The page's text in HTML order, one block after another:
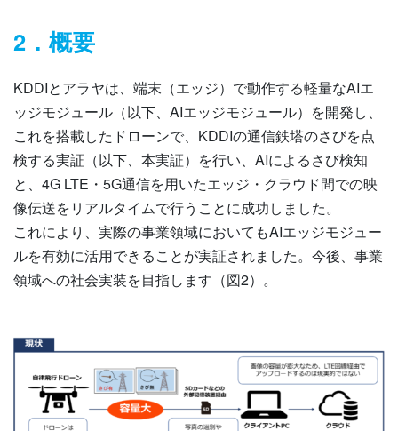
2．概要
KDDIとアラヤは、端末（エッジ）で動作する軽量なAIエ
ッジモジュール（以下、AIエッジモジュール）を開発し、
これを搭載したドローンで、KDDIの通信鉄塔のさびを点
検する実証（以下、本実証）を行い、AIによるさび検知
と、4G LTE・5G通信を用いたエッジ・クラウド間での映
像伝送をリアルタイムで行うことに成功しました。
これにより、実際の事業領域においてもAIエッジモジュー
ルを有効に活用できることが実証されました。今後、事業
領域への社会実装を目指します（図2）。